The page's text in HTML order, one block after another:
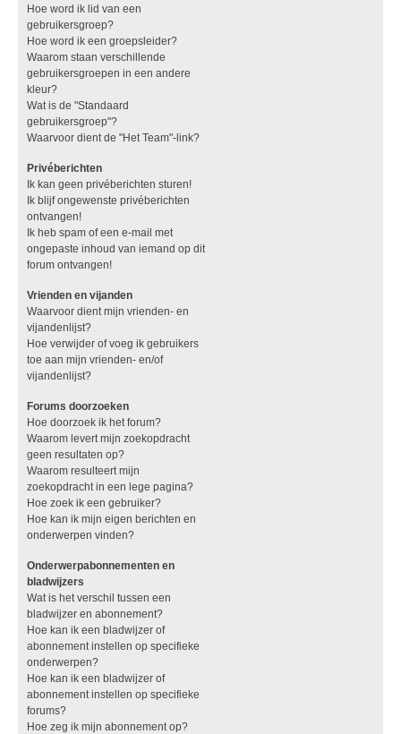
Hoe word ik lid van een
gebruikersgroep?
Hoe word ik een groepsleider?
Waarom staan verschillende
gebruikersgroepen in een andere
kleur?
Wat is de "Standaard
gebruikersgroep"?
Waarvoor dient de "Het Team"-link?
Privéberichten
Ik kan geen privéberichten sturen!
Ik blijf ongewenste privéberichten
ontvangen!
Ik heb spam of een e-mail met
ongepaste inhoud van iemand op dit
forum ontvangen!
Vrienden en vijanden
Waarvoor dient mijn vrienden- en
vijandenlijst?
Hoe verwijder of voeg ik gebruikers
toe aan mijn vrienden- en/of
vijandenlijst?
Forums doorzoeken
Hoe doorzoek ik het forum?
Waarom levert mijn zoekopdracht
geen resultaten op?
Waarom resulteert mijn
zoekopdracht in een lege pagina?
Hoe zoek ik een gebruiker?
Hoe kan ik mijn eigen berichten en
onderwerpen vinden?
Onderwerpabonnementen en
bladwijzers
Wat is het verschil tussen een
bladwijzer en abonnement?
Hoe kan ik een bladwijzer of
abonnement instellen op specifieke
onderwerpen?
Hoe kan ik een bladwijzer of
abonnement instellen op specifieke
forums?
Hoe zeg ik mijn abonnement op?